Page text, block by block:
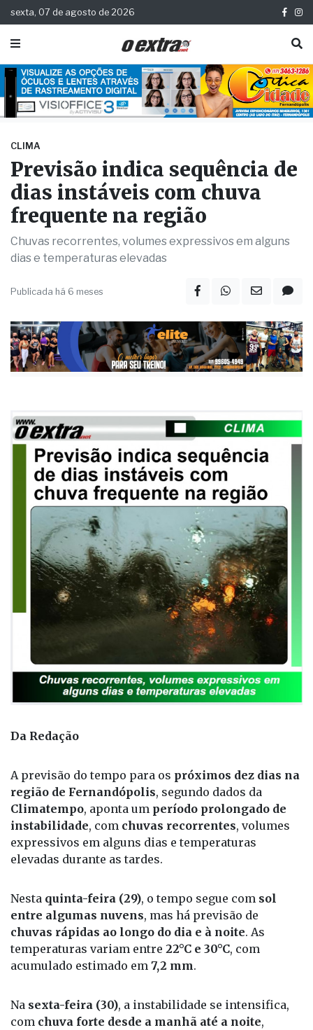
sexta, 07 de agosto de 2026
CLIMA
Previsão indica sequência de
dias instáveis com chuva
frequente na região
Chuvas recorrentes, volumes expressivos em alguns
dias e temperaturas elevadas
Publicada há 6 meses
Da Redação
A previsão do tempo para os próximos dez dias na
região de Fernandópolis, segundo dados da
Climatempo, aponta um período prolongado de
instabilidade, com chuvas recorrentes, volumes
expressivos em alguns dias e temperaturas
elevadas durante as tardes.
Nesta quinta-feira (29), o tempo segue com sol
entre algumas nuvens, mas há previsão de
chuvas rápidas ao longo do dia e à noite. As
temperaturas variam entre 22°C e 30°C, com
acumulado estimado em 7,2 mm.
Na sexta-feira (30), a instabilidade se intensifica,
com chuva forte desde a manhã até a noite,